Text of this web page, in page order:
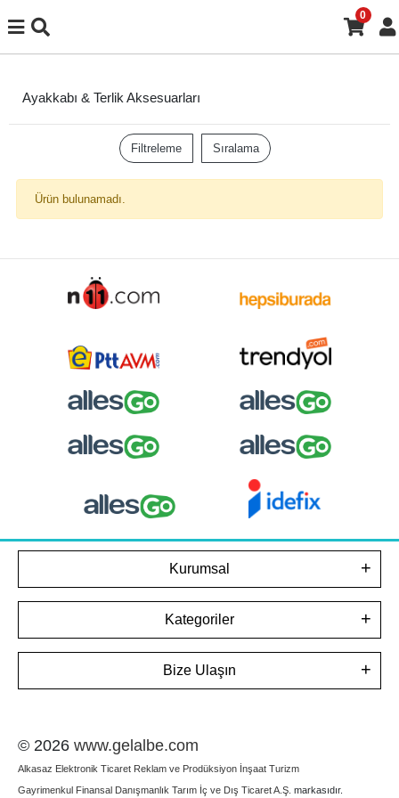
0
Ayakkabı & Terlik Aksesuarları
Filtreleme Sıralama
Ürün bulunamadı.
Kurumsal
Kategoriler
Bize Ulaşın
© 2026 www.gelalbe.com
Alkasaz Elektronik Ticaret Reklam ve Prodüksiyon İnşaat Turizm
Gayrimenkul Finansal Danışmanlık Tarım İç ve Dış Ticaret A.Ş. markasıdır.